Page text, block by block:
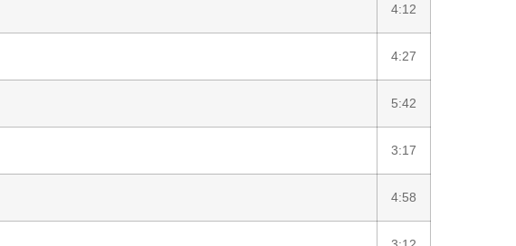
4:12
4:27
5:42
3:17
4:58